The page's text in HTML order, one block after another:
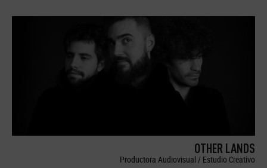
OTHER LANDS
Productora Audiovisual / Estudio Creativo